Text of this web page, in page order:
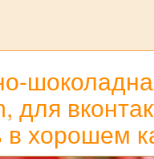
для
хорошем